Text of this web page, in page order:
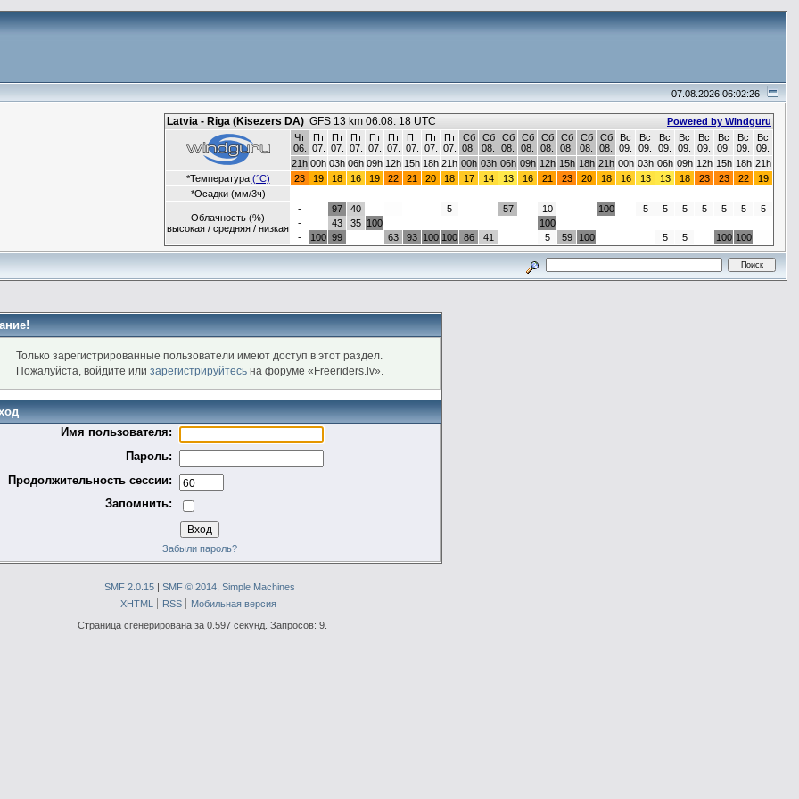
07.08.2026 06:02:26
Только зарегистрированные пользователи имеют доступ в этот раздел.
Пожалуйста, войдите или зарегистрируйтесьна форуме «Freeriders.lv».
Имя пользователя:
Пароль:
Продолжительность сессии:
Запомнить:
Забыли пароль?
SMF 2.0.15| SMF © 2014, Simple Machines
XHTML
RSS
Мобильная версия
Страница сгенерирована за 0.597 секунд. Запросов: 9.